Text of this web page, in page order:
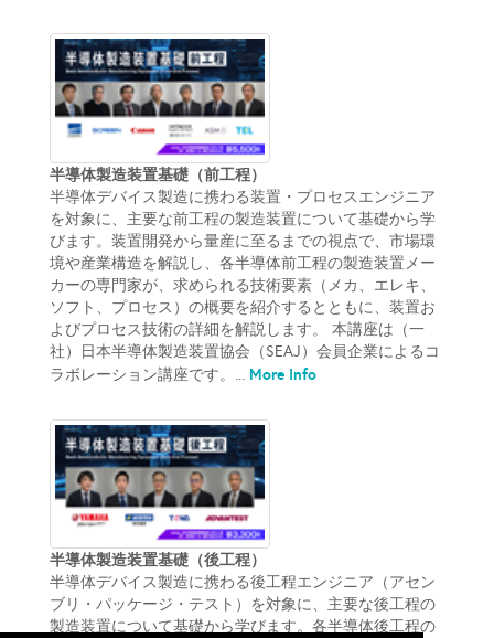
半導体製造装置基礎（前工程）
半導体デバイス製造に携わる装置・プロセスエンジニア
を対象に、主要な前工程の製造装置について基礎から学
びます。装置開発から量産に至るまでの視点で、市場環
境や産業構造を解説し、各半導体前工程の製造装置メー
カーの専門家が、求められる技術要素（メカ、エレキ、
ソフト、プロセス）の概要を紹介するとともに、装置お
よびプロセス技術の詳細を解説します。 本講座は（一
社）日本半導体製造装置協会（SEAJ）会員企業によるコ
ラボレーション講座です。... More Info
半導体製造装置基礎（後工程）
半導体デバイス製造に携わる後工程エンジニア（アセン
ブリ・パッケージ・テスト）を対象に、主要な後工程の
製造装置について基礎から学びます。各半導体後工程の